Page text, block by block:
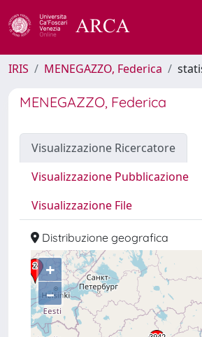
IRIS MENEGAZZO, Federica
MENEGAZZO, Federica
Visualizzazione Ricercatore
Visualizzazione Pubblicazione
Visualizzazione File
Distribuzione geografica
+
–